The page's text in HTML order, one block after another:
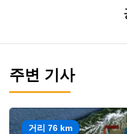
주변 기사
거리 76 km